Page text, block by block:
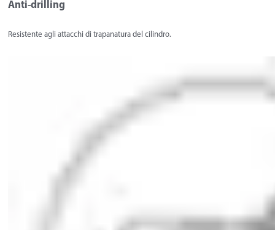
Anti-drilling
Resistente agli attacchi di trapanatura del cilindro.